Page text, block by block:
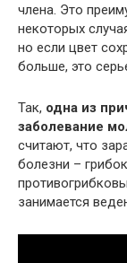
члена. Это
некоторых
но если цвет
больше, это
Так, одна из
заболевание
считают, что
болезни –
занимается